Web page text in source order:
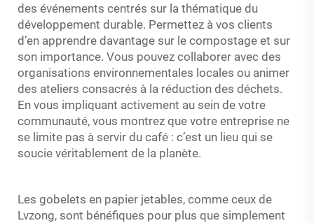
des événements centrés sur la thématique du
développement durable. Permettez à vos clients
d’en apprendre davantage sur le compostage et sur
son importance. Vous pouvez collaborer avec des
organisations environnementales locales ou animer
des ateliers consacrés à la réduction des déchets.
En vous impliquant activement au sein de votre
communauté, vous montrez que votre entreprise ne
se limite pas à servir du café : c’est un lieu qui se
soucie véritablement de la planète.
Les gobelets en papier jetables, comme ceux de
Lvzong, sont bénéfiques pour plus que simplement